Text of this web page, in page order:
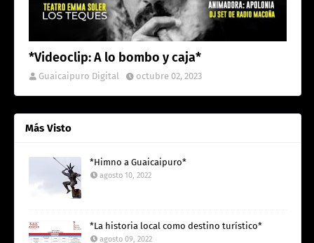
*Videoclip: A lo bombo y caja*
Guaicaipuro Digital octubre 02, 2023
Más Visto
*Himno a Guaicaipuro*
agosto 10, 2022
*La historia local como destino turístico*
agosto 09, 2022